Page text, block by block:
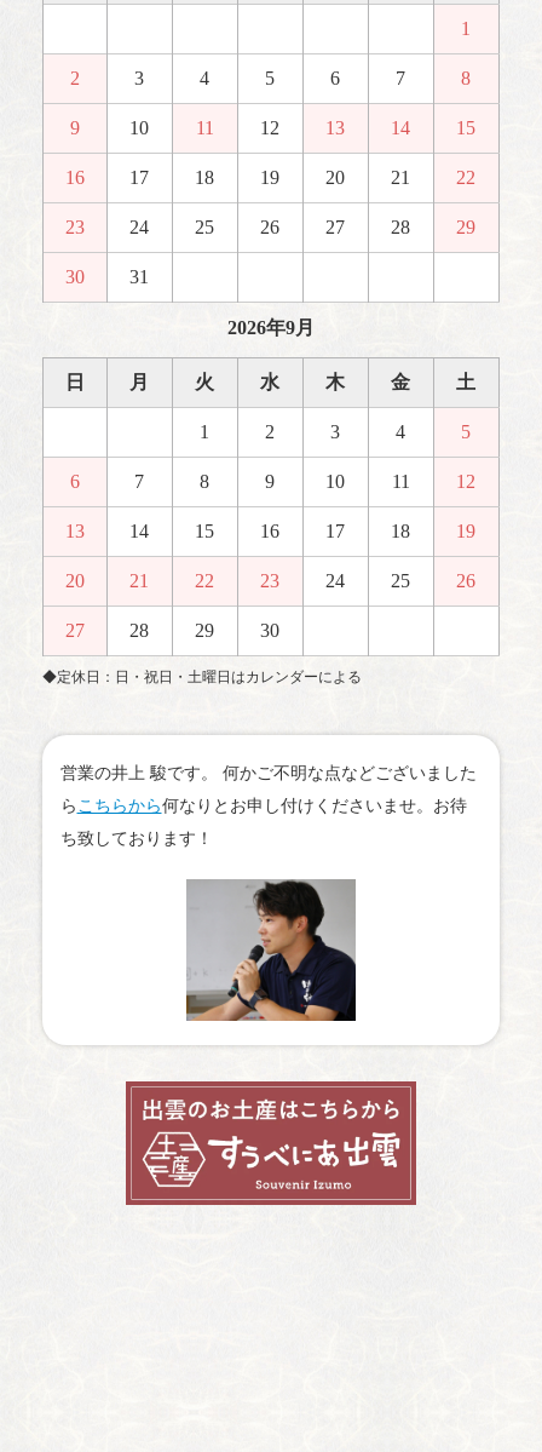
1
2 3 4 5 6 7 8
9 10 11 12 13 14 15
16 17 18 19 20 21 22
23 24 25 26 27 28 29
30 31
2026年9月
日 月 火 水 木 金 土
1 2 3 4 5
6 7 8 9 10 11 12
13 14 15 16 17 18 19
20 21 22 23 24 25 26
27 28 29 30
◆定休日：日・祝日・土曜日はカレンダーによる
営業の井上 駿です。 何かご不明な点などございました
ら こちらから何なりとお申し付けくださいませ。お待
ち致しております！